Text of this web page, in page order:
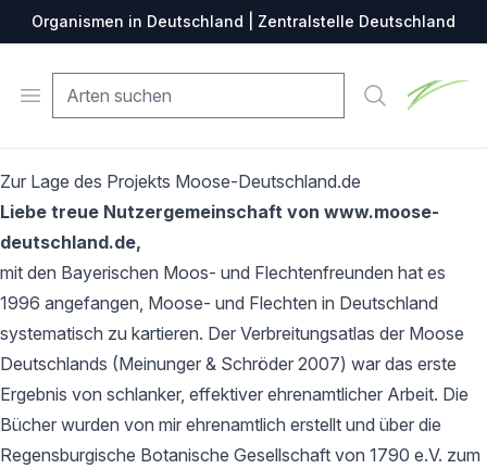
Organismen in Deutschland | Zentralstelle Deutschland
Open menu Suche
Zur Lage des Projekts Moose-Deutschland.de
Liebe treue Nutzergemeinschaft von www.moose-
deutschland.de,
mit den Bayerischen Moos- und Flechtenfreunden hat es
1996 angefangen, Moose- und Flechten in Deutschland
systematisch zu kartieren. Der Verbreitungsatlas der Moose
Deutschlands (Meinunger & Schröder 2007) war das erste
Ergebnis von schlanker, effektiver ehrenamtlicher Arbeit. Die
Bücher wurden von mir ehrenamtlich erstellt und über die
Regensburgische Botanische Gesellschaft von 1790 e.V. zum